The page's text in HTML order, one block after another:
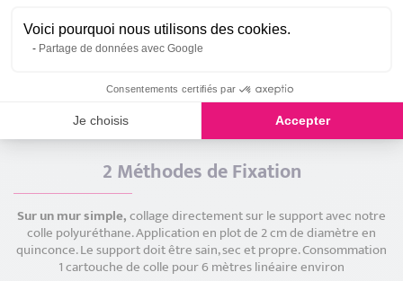
et offrent une apparence moderne et élégante et inaltérable dans
le temps.
un traitement de surface imitant du chêne clair, créant une couche
protectrice et décorative. Cela améliore la résistance du matériau
et offres une teinte unique.
2 Méthodes de Fixation
Sur un mur simple,collage directement sur le support avec notre
colle polyuréthane. Application en plot de 2 cm de diamètre en
quinconce. Le support doit être sain, sec et propre. Consommation
1 cartouche de colle pour 6 mètres linéaire environ
Voici pourquoi nous utilisons des cookies.
Partage de données avec Google
Consentements certifiés par
Je choisis Accepter